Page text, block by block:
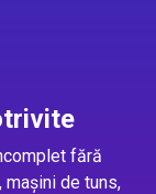
fără
mașini de tuns,